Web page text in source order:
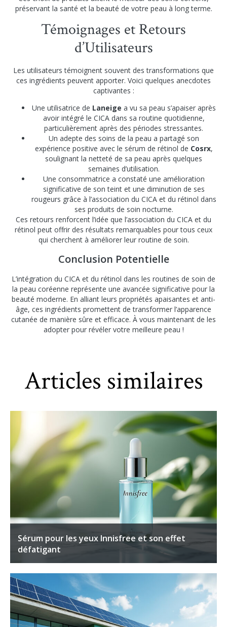
préservant la santé et la beauté de votre peau à long terme.
Témoignages et Retours
d’Utilisateurs
Les utilisateurs témoignent souvent des transformations que
ces ingrédients peuvent apporter. Voici quelques anecdotes
captivantes :
Une utilisatrice de Laneige a vu sa peau s’apaiser après
avoir intégré le CICA dans sa routine quotidienne,
particulièrement après des périodes stressantes.
Un adepte des soins de la peau a partagé son
expérience positive avec le sérum de rétinol de Cosrx,
soulignant la netteté de sa peau après quelques
semaines d’utilisation.
Une consommatrice a constaté une amélioration
significative de son teint et une diminution de ses
rougeurs grâce à l’association du CICA et du rétinol dans
ses produits de soin nocturne.
Ces retours renforcent l’idée que l’association du CICA et du
rétinol peut offrir des résultats remarquables pour tous ceux
qui cherchent à améliorer leur routine de soin.
Conclusion Potentielle
L’intégration du CICA et du rétinol dans les routines de soin de
la peau coréenne représente une avancée significative pour la
beauté moderne. En alliant leurs propriétés apaisantes et anti-
âge, ces ingrédients promettent de transformer l’apparence
cutanée de manière sûre et efficace. À vous maintenant de les
adopter pour révéler votre meilleure peau !
Articles similaires
Sérum pour les yeux Innisfree et son effet
défatigant